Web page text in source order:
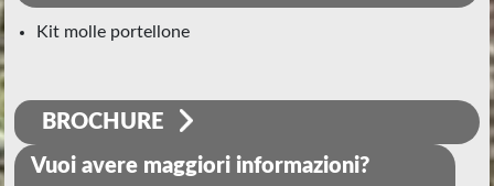
kit molle portellone
BROCHURE
Vuoi avere maggiori informazioni?